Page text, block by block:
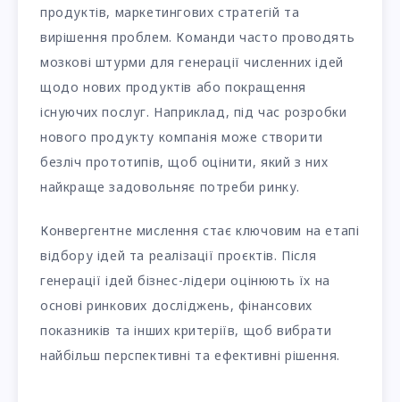
продуктів, маркетингових стратегій та
вирішення проблем. Команди часто проводять
мозкові штурми для генерації численних ідей
щодо нових продуктів або покращення
існуючих послуг. Наприклад, під час розробки
нового продукту компанія може створити
безліч прототипів, щоб оцінити, який з них
найкраще задовольняє потреби ринку.
Конвергентне мислення стає ключовим на етапі
відбору ідей та реалізації проєктів. Після
генерації ідей бізнес-лідери оцінюють їх на
основі ринкових досліджень, фінансових
показників та інших критеріїв, щоб вибрати
найбільш перспективні та ефективні рішення.